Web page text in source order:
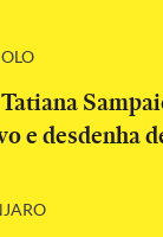
e desdenha